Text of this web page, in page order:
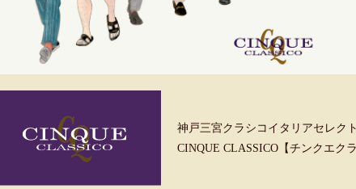
神戸三宮クラシコイタリアセレク
CINQUE CLASSICO【チンクエクラ